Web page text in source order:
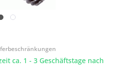
ca. 1 - 3 Geschäftstage nach